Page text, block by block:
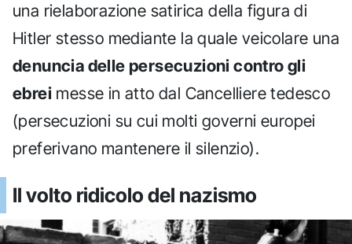
una rielaborazione satirica della figura di
Hitler stesso mediante la quale veicolare una
denuncia delle persecuzioni contro gli
ebrei messe in atto dal Cancelliere tedesco
(persecuzioni su cui molti governi europei
preferivano mantenere il silenzio).
Il volto ridicolo del nazismo